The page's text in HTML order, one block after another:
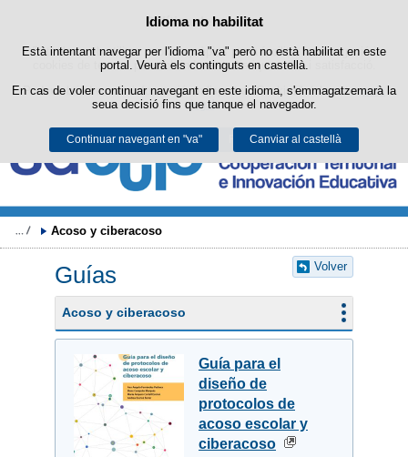
Política de cookies
Este lloc web utilitza cookies pròpies per a facilitar la navegació i
cookies de tercers per a obtindre estadístiques d'ús i satisfacció.
Podeu obtindre més informació en l'apartat "Cookies" del nostreavís
legal.
Acceptar Rebutjar
Idioma no habilitat
Està intentant navegar per l'idioma "va" però no està habilitat en este
portal. Veurà els continguts en castellà.
En cas de voler continuar navegant en este idioma, s'emmagatzemarà la
seua decisió fins que tanque el navegador.
Continuar navegant en "va" Canviar al castellà
Passar al contingut
Acoso y ciberacoso
Volver
Guías
Acoso y ciberacoso
Guía para el
diseño de
protocolos de
acoso escolar y
ciberacoso